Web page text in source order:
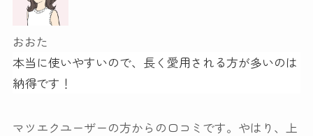
おおた
本当に使いやすいので、長く愛用される方が多いのは
納得です！
マツエクユーザーの方からの口コミです。やはり、上